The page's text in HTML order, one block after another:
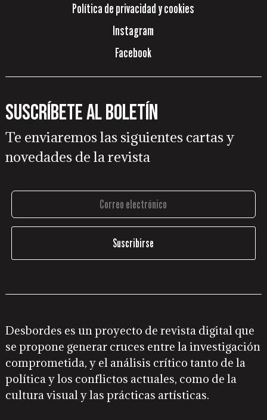
Política de privacidad y cookies
Instagram
Facebook
Suscríbete al boletín
Te enviaremos las siguientes cartas y
novedades de la revista
Desbordes es un proyecto de revista digital que
se propone generar cruces entre la investigación
comprometida, y el análisis crítico tanto de la
política y los conflictos actuales, como de la
cultura visual y las prácticas artísticas.